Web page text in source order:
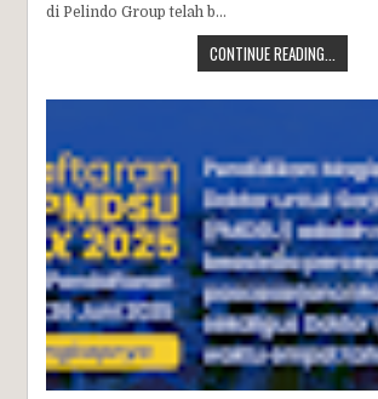
di Pelindo Group telah b...
CONTINUE READING...